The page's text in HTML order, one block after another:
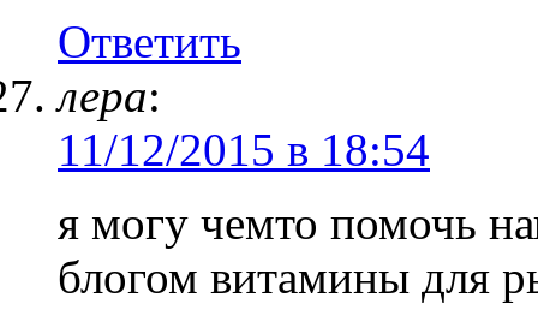
Ответить
лера:
11/12/2015 в 18:54
я могу чемто помочь
блогом витамины для